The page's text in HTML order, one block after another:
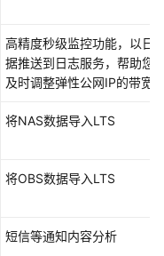
高精度秒级监控功能，以日
据推送到日志服务，帮助您
及时调整弹性公网IP的带宽
将NAS数据导入LTS
将OBS数据导入LTS
短信等通知内容分析